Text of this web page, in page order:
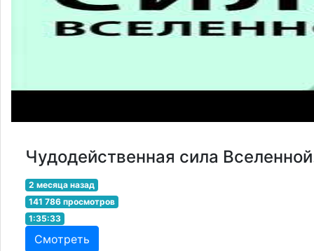
Чудодейственная сила
2 месяца назад
141 786 просмотров
1:35:33
Смотреть